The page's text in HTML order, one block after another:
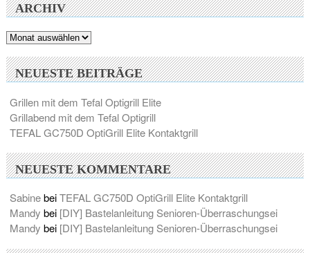
ARCHIV
Archiv
NEUESTE BEITRÄGE
Grillen mit dem Tefal Optigrill Elite
Grillabend mit dem Tefal Optigrill
TEFAL GC750D OptiGrill Elite Kontaktgrill
NEUESTE KOMMENTARE
SabinebeiTEFAL GC750D OptiGrill Elite Kontaktgrill
Mandy bei [DIY] Bastelanleitung Senioren-Überraschungsei
Mandy bei [DIY] Bastelanleitung Senioren-Überraschungsei